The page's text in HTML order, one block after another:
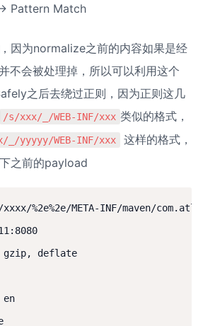
Pattern Match
因为normalize之前的内容如果是经
不会被处理掉，所以可以利用这个
之后去绕过正则，因为正则这几
/s/xxx/_/WEB-INF/xxx 类似的格式，
_/yyyyy/WEB-INF/xxx
这样的格式，
之前的payload
%2e%2e/META-INF/maven/
gzip, deflate
en